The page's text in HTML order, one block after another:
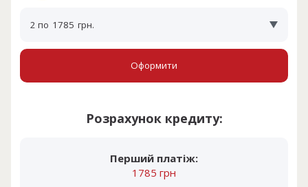
2 по 1785 грн.
Оформити
Розрахунок кредиту:
Перший платіж:
1785 грн